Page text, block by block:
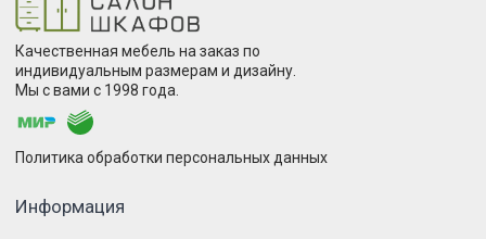
Качественная мебель на заказ по
индивидуальным размерам и дизайну.
Мы с вами с 1998 года.
Политика обработки персональных данных
Информация